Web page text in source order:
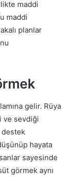
maddi
maddi
planlar
gelir. Rüya
ve sevdiği
hayata
sayesinde
görmek aynı